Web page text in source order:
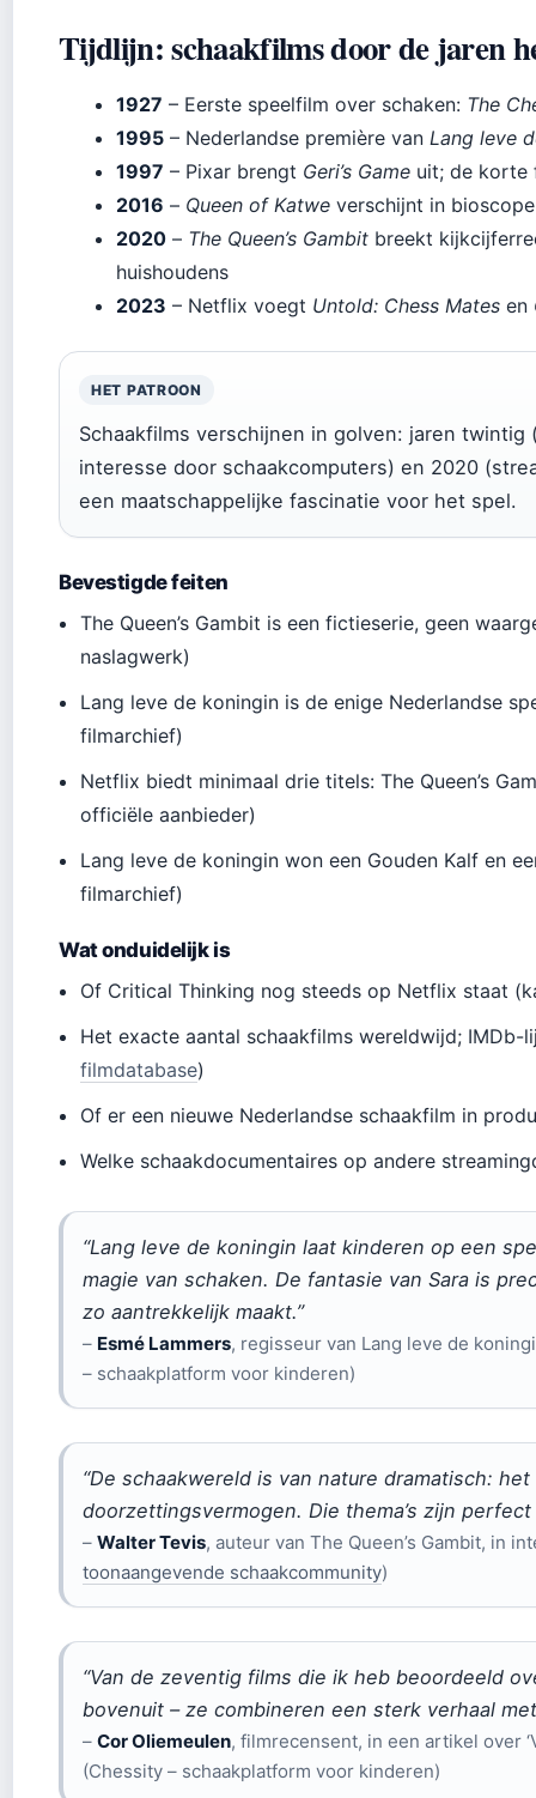
Tijdlijn: schaakfilms door de jaren
1927 – Eerste speelfilm over schaken: The
1995 – Nederlandse première van Lang leve
1997 – Pixar brengt Geri’s Game uit; de korte
2016 – Queen of Katwe verschijnt in
2020 – The Queen’s Gambit breekt
huishoudens
2023 – Netflix voegt Untold: Chess Mates en
HET PATROON
Schaakfilms verschijnen in golven: jaren
interesse door schaakcomputers) en 2020
een maatschappelijke fascinatie voor het spel.
Bevestigde feiten
The Queen’s Gambit is een fictieserie, geen
naslagwerk)
Lang leve de koningin is de enige Nederlandse
filmarchief)
Netflix biedt minimaal drie titels: The Queen’s
officiële aanbieder)
Lang leve de koningin won een Gouden Kalf en
filmarchief)
Wat onduidelijk is
Of Critical Thinking nog steeds op Netflix staat
Het exacte aantal schaakfilms wereldwijd; IMDb-
filmdatabase)
Of er een nieuwe Nederlandse schaakfilm in
Welke schaakdocumentaires op andere
“Lang leve de koningin laat kinderen op een
magie van schaken. De fantasie van Sara is
zo aantrekkelijk maakt.”
– Esmé Lammers, regisseur van Lang leve de
– schaakplatform voor kinderen)
“De schaakwereld is van nature dramatisch:
doorzettingsvermogen. Die thema’s zijn perfect
– Walter Tevis, auteur van The Queen’s Gambit, in
toonaangevende schaakcommunity)
“Van de zeventig films die ik heb beoordeeld
bovenuit – ze combineren een sterk verhaal
– Cor Oliemeulen, filmrecensent, in een artikel over
(Chessity – schaakplatform voor kinderen)